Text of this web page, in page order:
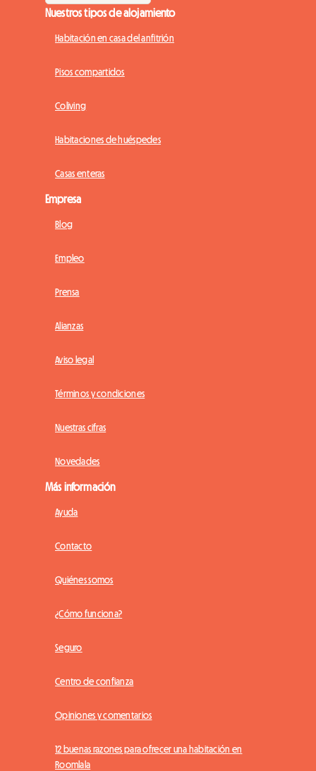
Nuestros tipos de alojamiento
Habitación en casa del anfitrión
Pisos compartidos
Coliving
Habitaciones de huéspedes
Casas enteras
Empresa
Blog
Empleo
Prensa
Alianzas
Aviso legal
Términos y condiciones
Nuestras cifras
Novedades
Más información
Ayuda
Contacto
Quiénes somos
¿Cómo funciona?
Seguro
Centro de confianza
Opiniones y comentarios
12 buenas razones para ofrecer una habitación en
Roomlala